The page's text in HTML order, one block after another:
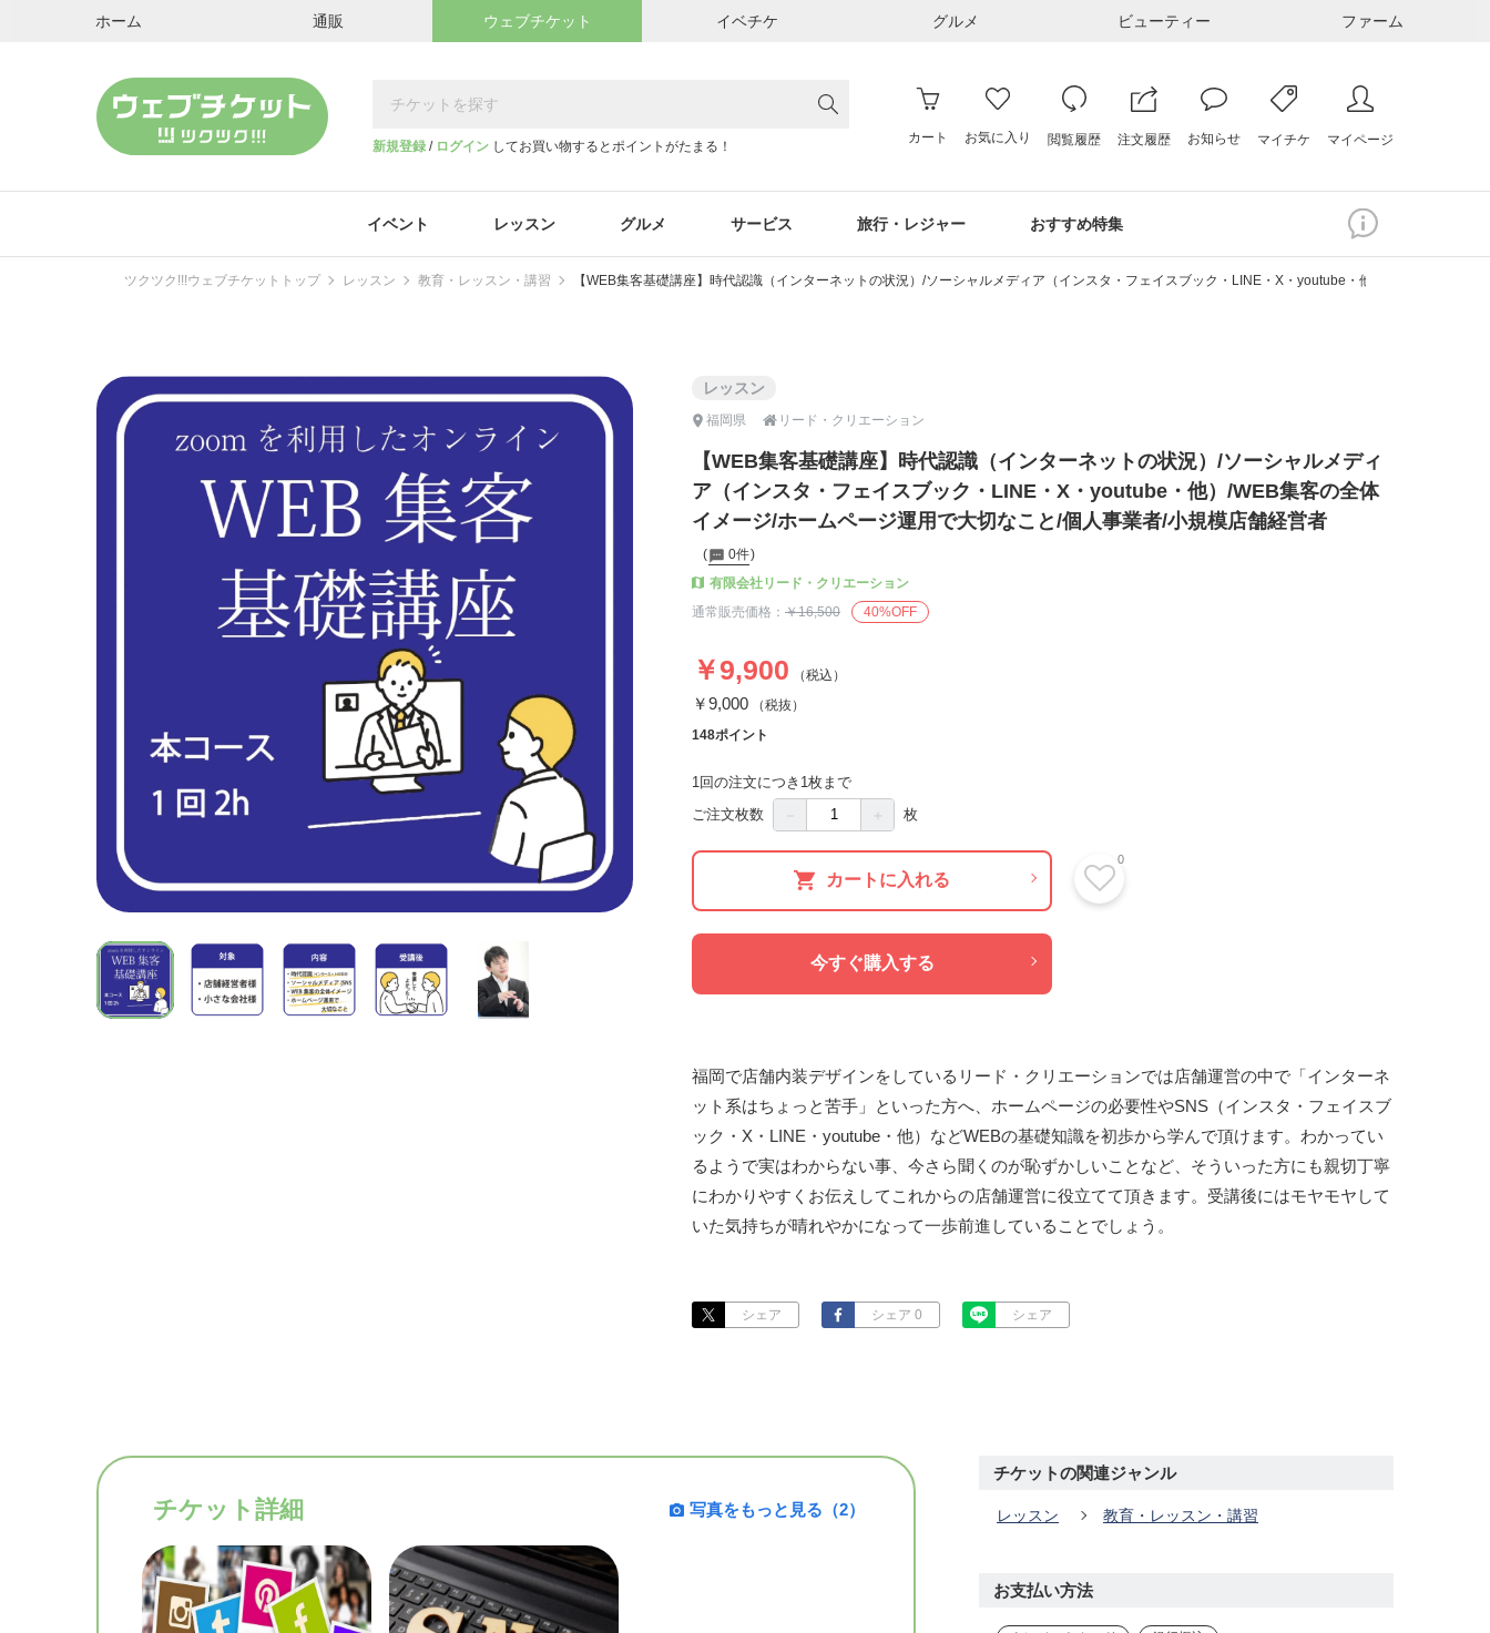
ホーム 通販 ウェブチケット イベチケ グルメ ビューティー ファーム
新規登録 / ログイン してお買い物するとポイントがたまる！
カート お気に入り 閲覧履歴 注文履歴 お知らせ マイチケ マイページ
イベント レッスン グルメ サービス 旅行・レジャー おすすめ特集
ツクツク!!!ウェブチケットトップ レッスン 教育・レッスン・講習 【WEB集客基礎講座】時代認識（インターネットの状況）/ソーシャルメディア（インスタ・フェイスブック・LINE・X・youtube・他）/WEB集客の全
レッスン
福岡県  リード・クリエーション
【WEB集客基礎講座】時代認識（インターネットの状況）/ソーシャルメディ
ア（インスタ・フェイスブック・LINE・X・youtube・他）/WEB集客の全体
イメージ/ホームページ運用で大切なこと/個人事業者/小規模店舗経営者
0件
有限会社リード・クリエーション
通常販売価格： ￥16,500 40%OFF
￥9,900 （税込）
￥9,000 （税抜）
148ポイント
1回の注文につき1枚まで
ご注文枚数
＋ 枚
カートに入れる
0
今すぐ購入する
福岡で店舗内装デザインをしているリード・クリエーションでは店舗運営の中で「インターネ
ット系はちょっと苦手」といった方へ、ホームページの必要性やSNS（インスタ・フェイスブ
ック・X・LINE・youtube・他）などWEBの基礎知識を初歩から学んで頂けます。わかってい
るようで実はわからない事、今さら聞くのが恥ずかしいことなど、そういった方にも親切丁寧
にわかりやすくお伝えしてこれからの店舗運営に役立てて頂きます。受講後にはモヤモヤして
いた気持ちが晴れやかになって一歩前進していることでしょう。
シェア シェア 0 シェア
チケット詳細 写真をもっと見る（2）
チケットの関連ジャンル
レッスン 教育・レッスン・講習
お支払い方法